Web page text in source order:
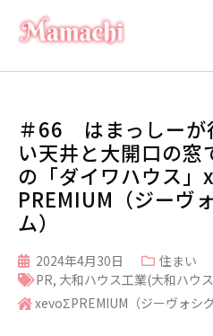
＃66 はまっしー
い天井と大開口の窓
の「ダイワハウス
PREMIUM（ジーヴ
ム）
2024年4月30日
住まい
PR, 大和ハウス工業(大和ハウ
xevoΣPREMIUM（ジーヴォシ